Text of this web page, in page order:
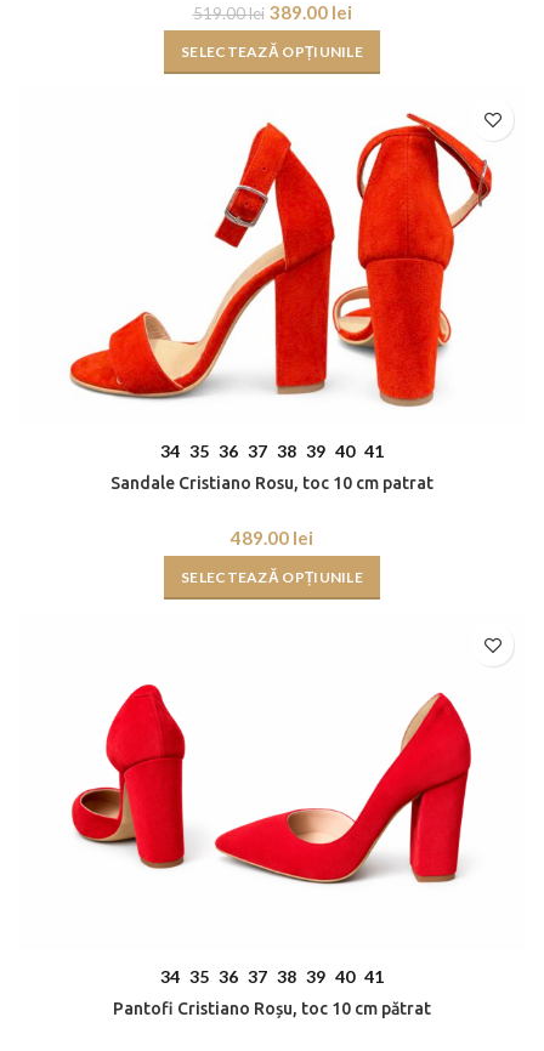
519.00lei 389.00 lei
SELECTEAZĂ OPȚIUNILE
34 35 36 37 38 39 40 41
Sandale Cristiano Rosu, toc 10 cm patrat
lei
SELECTEAZĂ OPȚIUNILE
34 35 36 37 38 39 40 41
Pantofi Cristiano Roșu, toc 10 cm pătrat